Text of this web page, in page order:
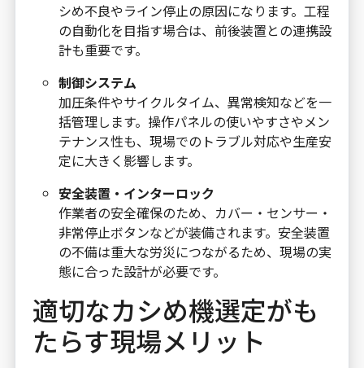
シめ不良やライン停止の原因になります。工程
の自動化を目指す場合は、前後装置との連携設
計も重要です。
制御システム
加圧条件やサイクルタイム、異常検知などを一
括管理します。操作パネルの使いやすさやメン
テナンス性も、現場でのトラブル対応や生産安
定に大きく影響します。
安全装置・インターロック
作業者の安全確保のため、カバー・センサー・
非常停止ボタンなどが装備されます。安全装置
の不備は重大な労災につながるため、現場の実
態に合った設計が必要です。
適切なカシめ機選定がも
たらす現場メリット